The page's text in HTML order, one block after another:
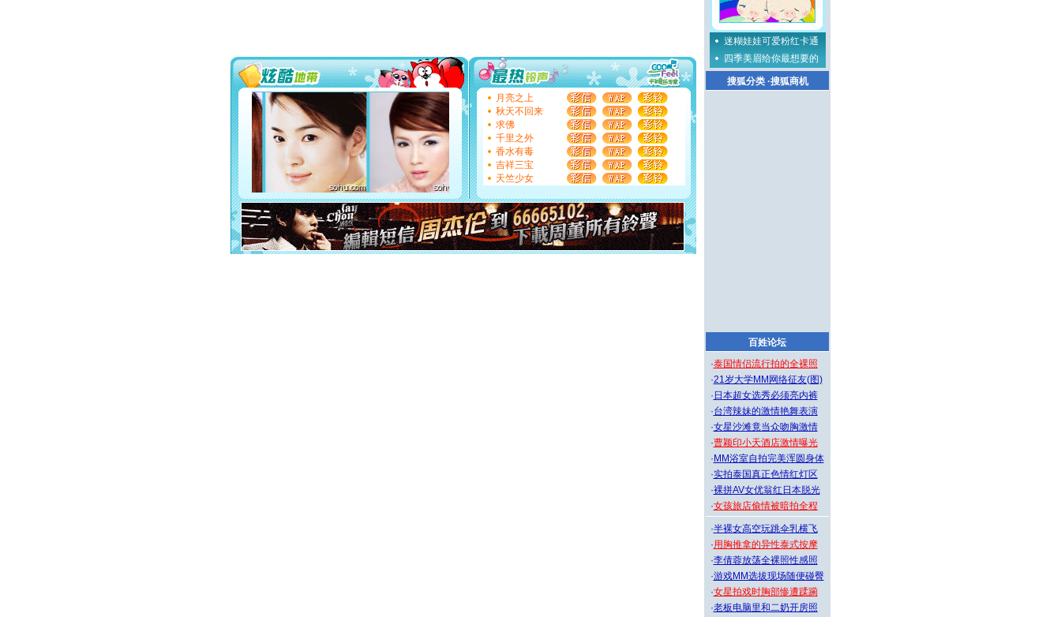
你太多，只有给你五千万：千万快乐！千万要健康！千万
要平安！千万要知足！千万不要忘记我！
[圣诞节]不只这样的日子才会想起你,而是这样的日子才
能正大光明地骚扰你,告诉你,圣诞要快乐!新年要快乐!天天
都要快乐噢!
[圣诞节]奉上一颗祝福的心,在这个特别的日子里,愿幸福,
如意,快乐,鲜花,一切美好的祝愿与你同在.圣诞快乐!
[元旦]
看到你我会触电；看不到你我要充电；没有你我会
断电。爱你是我职业，想你是我事业，抱你是我特长，吻
你是我专业！水晶之恋祝你新年快乐
[元旦]
起；二是再生再世和你在一起；三是三生三世和你不再分
离。水晶之恋祝你新年快乐
[元旦]当我狠下心扭头离去那一刻，你在我身后无助地哭
泣，这痛楚让我明白我多么爱你。我转身抱住你：这猪不
月亮之上
秋天不回来
求佛
千里之外
香水有毒
吉祥三宝
天竺少女
迷糊娃娃可爱粉红卡通
四季美眉给你最想要的
搜狐分类·搜狐商机
百姓论坛
·泰国情侣流行拍的全裸照
·21岁大学MM网络征友(图)
· 日本超女选秀必须亮内裤
·台湾辣妹的激情艳舞表演
·女星沙滩竟当众吻胸激情
·曹颖印小天酒店激情曝光
· MM浴室自拍完美浑圆身体
·实拍泰国真正色情红灯区
·裸拼AV女优翁红日本脱光
·女孩旅店偷情被暗拍全程
·半裸女高空玩跳伞乳横飞
·用胸推拿的异性泰式按摩
·李倩蓉放荡全裸照性感照
·游戏MM选拔现场随便碰臀
·女星拍戏时胸部惨遭蹂躏
·老板电脑里和二奶开房照